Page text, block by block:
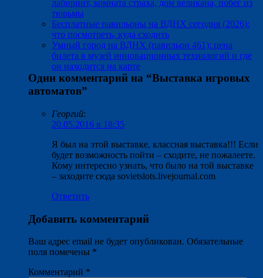
лабиринт, комната страха, дом великана, побег из
тюрьмы
Бесплатные павильоны на ВДНХ сегодня (2026):
что посмотреть, куда сходить
Умный город на ВДНХ (павильон 461): цена
билета в музей инновационных технологий и где
он находится на карте
Один комментарий на “Выставка игровых
автоматов”
Георгий:
20.05.2016 в 18:35
Я был на этой выставке, классная выставка!!! Если
будет возможность пойти – сходите, не пожалеете.
Кому интересно узнать, что было на той выставке
– заходите сюда sovietslots.livejournal.com
Ответить
Добавить комментарий
Ваш адрес email не будет опубликован. Обязательные
поля помечены *
Комментарий *